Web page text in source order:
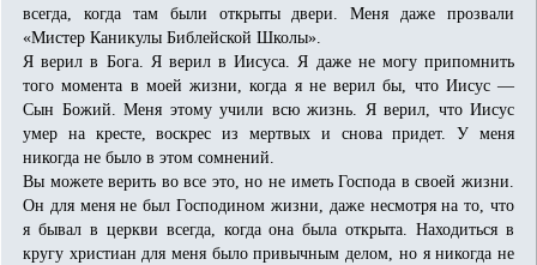
всегда, когда там были открыты двери. Меня даже прозвали
«Мистер Каникулы Библейской Школы».
Я верил в Бога. Я верил в Иисуса. Я даже не могу припомнить
того момента в моей жизни, когда я не верил бы, что Иисус —
Сын Божий. Меня этому учили всю жизнь. Я верил, что Иисус
умер на кресте, воскрес из мертвых и снова придет. У меня
никогда не было в этом сомнений.
Вы можете верить во все это, но не иметь Господа в своей жизни.
Он для меня не был Господином жизни, даже несмотря на то, что
я бывал в церкви всегда, когда она была открыта. Находиться в
кругу христиан для меня было привычным делом, но я никогда не